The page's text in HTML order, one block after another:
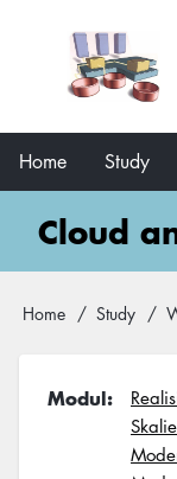
User
account
menu
Main
navigation
Home Study
Cloud
Breadcrumb
Home Study
Modul